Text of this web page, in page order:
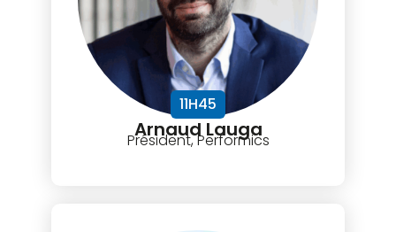
11H45
Arnaud Lauga
Président, Performics